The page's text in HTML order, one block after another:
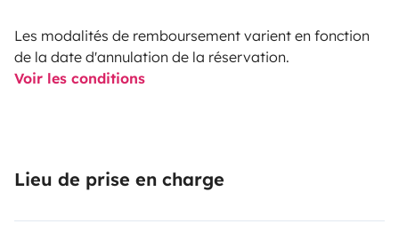
Les modalités de remboursement varient en fonction
de la date d'annulation de la réservation.
Voir les conditions
Lieu de prise en charge